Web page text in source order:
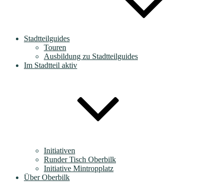
Stadtteilguides
Touren
Ausbildung zu Stadtteilguides
Im Stadtteil aktiv
Initiativen
Runder Tisch Oberbilk
Initiative Mintropplatz
Über Oberbilk